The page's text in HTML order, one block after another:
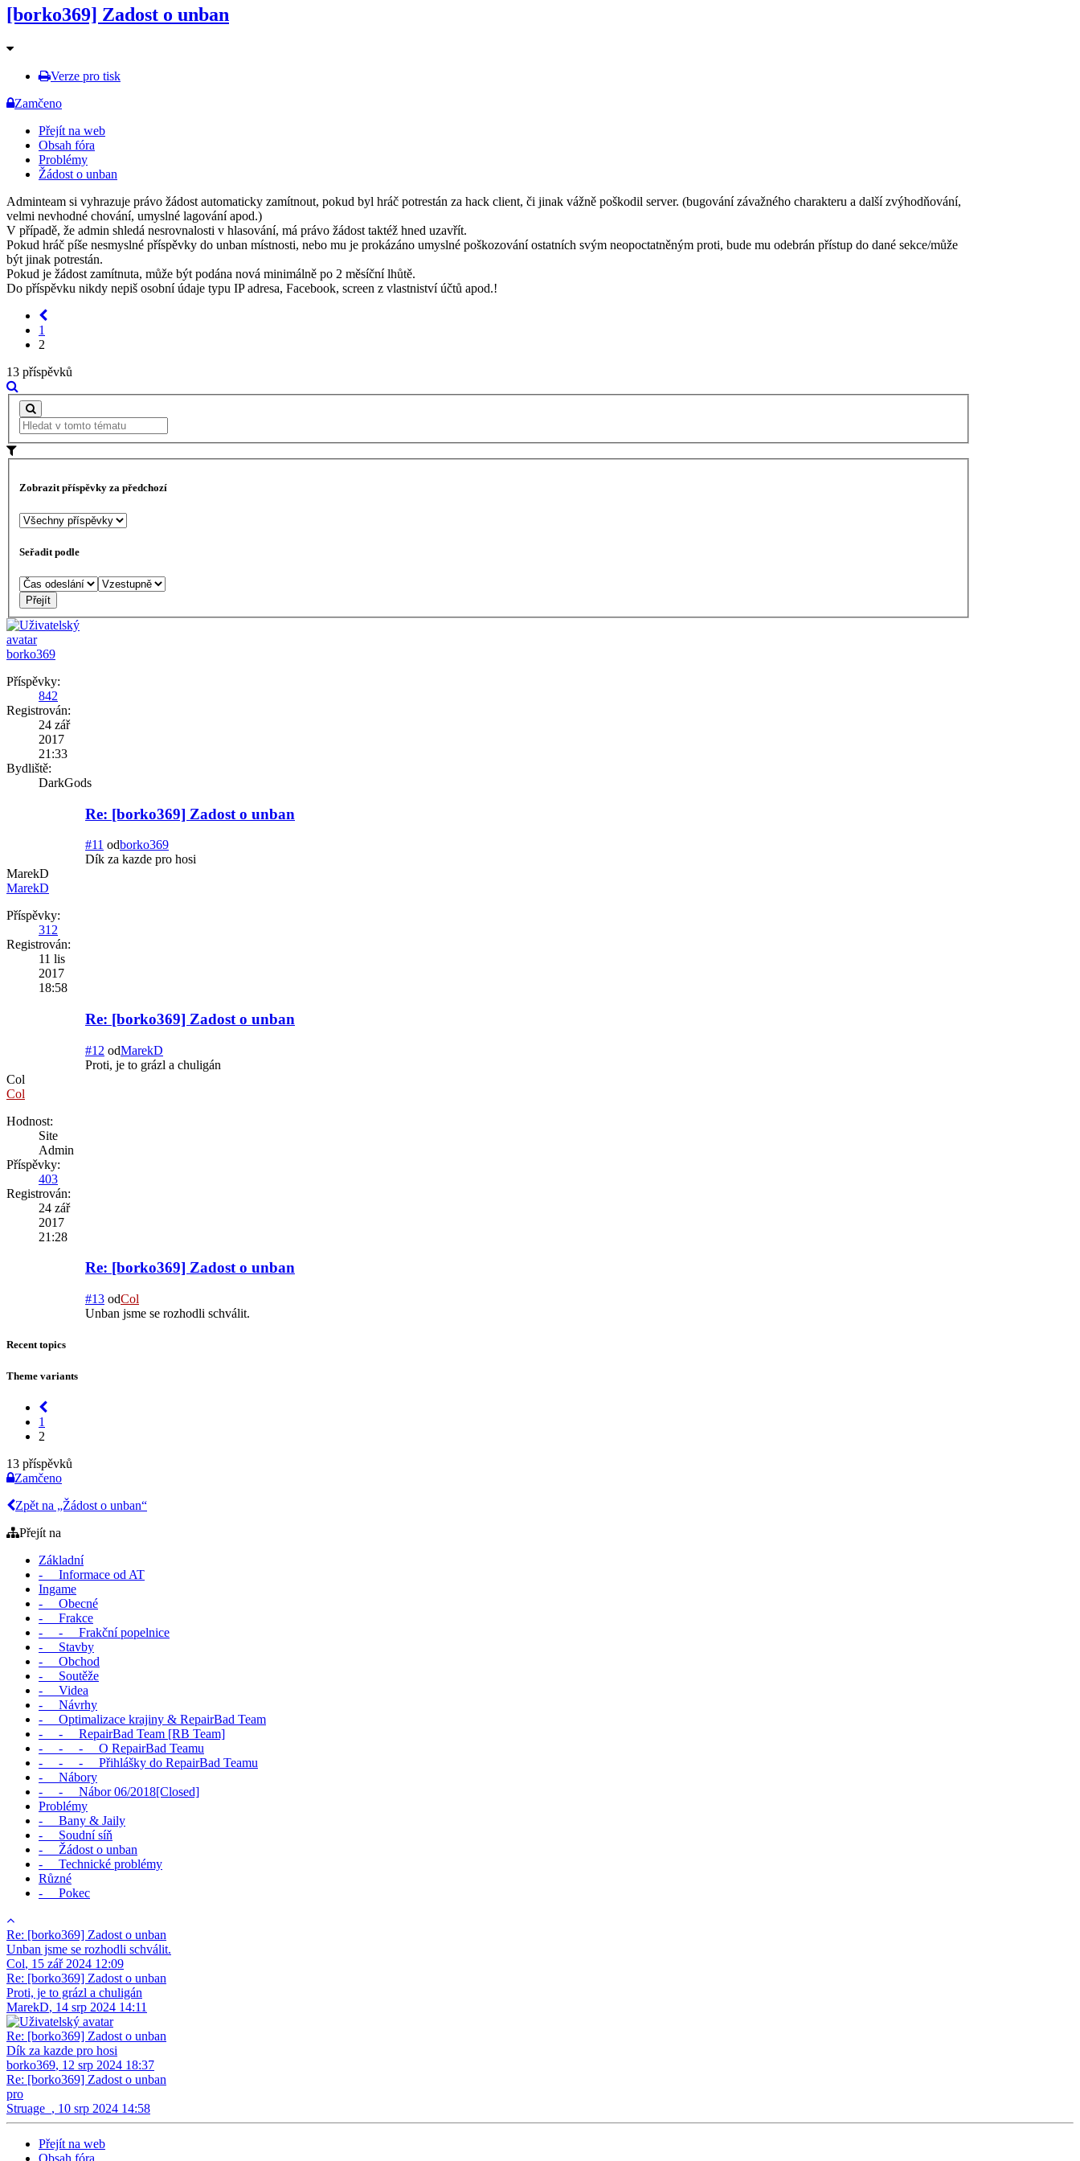
[borko369] Zadost o unban
Verze pro tisk
Zamčeno
Přejít na web
Obsah fóra
Problémy
Žádost o unban
Adminteam si vyhrazuje právo žádost automaticky zamítnout, pokud byl hráč potrestán za hack client, či jinak vážně poškodil server. (bugování závažného charakteru a další zvýhodňování,
velmi nevhodné chování, umyslné lagování apod.)
V případě, že admin shledá nesrovnalosti v hlasování, má právo žádost taktéž hned uzavřít.
Pokud hráč píše nesmyslné příspěvky do unban místnosti, nebo mu je prokázáno umyslné poškozování ostatních svým neopoctatněným proti, bude mu odebrán přístup do dané sekce/může
být jinak potrestán.
Pokud je žádost zamítnuta, může být podána nová minimálně po 2 měsíční lhůtě.
Do příspěvku nikdy nepiš osobní údaje typu IP adresa, Facebook, screen z vlastniství účtů apod.!
1
2
13 příspěvků
Zobrazit příspěvky za předchozí
Seřadit podle
borko369
Příspěvky:
842
Registrován:
24 zář
2017
21:33
Bydliště:
DarkGods
Re: [borko369] Zadost o unban
#11 odborko369
Dík za kazde pro hosi
MarekD
MarekD
Příspěvky:
312
Registrován:
11 lis
2017
18:58
Re: [borko369] Zadost o unban
#12 odMarekD
Proti, je to grázl a chuligán
Col
Col
Hodnost:
Site
Admin
Příspěvky:
403
Registrován:
24 zář
2017
21:28
Re: [borko369] Zadost o unban
#13 odCol
Unban jsme se rozhodli schválit.
Recent topics
Theme variants
1
2
13 příspěvků
Zamčeno
Zpět na „Žádost o unban“
Přejít na
Základní
- Informace od AT
Ingame
- Obecné
- Frakce
- - Frakční popelnice
- Stavby
- Obchod
- Soutěže
- Videa
- Návrhy
- Optimalizace krajiny & RepairBad Team
- - RepairBad Team [RB Team]
- - - O RepairBad Teamu
- - - Přihlášky do RepairBad Teamu
- Nábory
- - Nábor 06/2018[Closed]
Problémy
- Bany & Jaily
- Soudní síň
- Žádost o unban
- Technické problémy
Různé
- Pokec
Re: [borko369] Zadost o unban
Unban jsme se rozhodli schválit.
Col, 15 zář 2024 12:09
Re: [borko369] Zadost o unban
Proti, je to grázl a chuligán
MarekD, 14 srp 2024 14:11
Re: [borko369] Zadost o unban
Dík za kazde pro hosi
borko369, 12 srp 2024 18:37
Re: [borko369] Zadost o unban
pro
Struage_ , 10 srp 2024 14:58
Přejít na web
Obsah fóra